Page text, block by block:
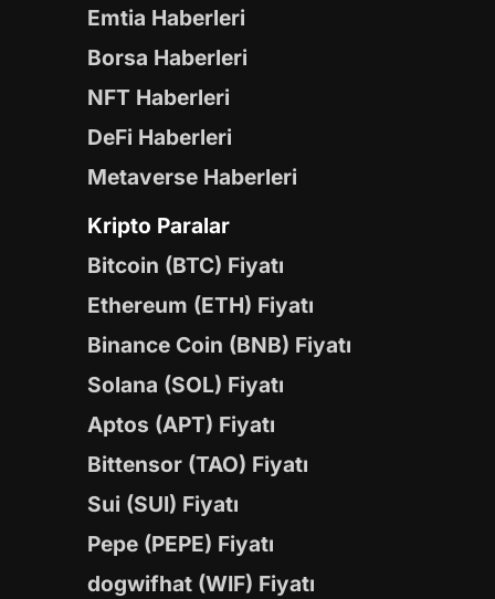
Emtia Haberleri
Borsa Haberleri
NFT Haberleri
DeFi Haberleri
Metaverse Haberleri
Kripto Paralar
Bitcoin (BTC) Fiyatı
Ethereum (ETH) Fiyatı
Binance Coin (BNB) Fiyatı
Solana (SOL) Fiyatı
Aptos (APT) Fiyatı
Bittensor (TAO) Fiyatı
Sui (SUI) Fiyatı
Pepe (PEPE) Fiyatı
dogwifhat (WIF) Fiyatı